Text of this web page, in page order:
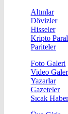
Altınlar
Dövizler
Hisseler
Kripto
Pariteler
Foto Galeri
Video
Yazarlar
Gazeteler
Sıcak Haber